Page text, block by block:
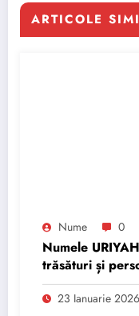
ARTICOLE
Nume 0
Numele
trăsături și
23 Ianuarie 2026